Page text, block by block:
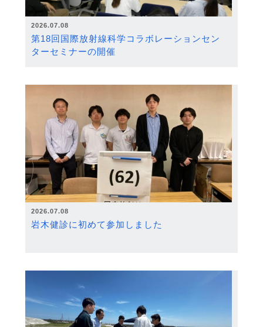
2026.07.08
第18回国際放射線科学コラボレーションセン
ターセミナーの開催
2026.07.08
岩木健診に初めて参加しました